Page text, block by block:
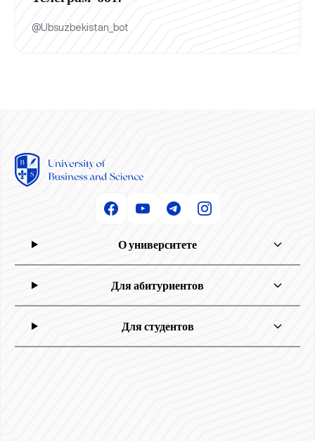
@Ubsuzbekistan_bot
О университете
Для абитуриентов
Для студентов